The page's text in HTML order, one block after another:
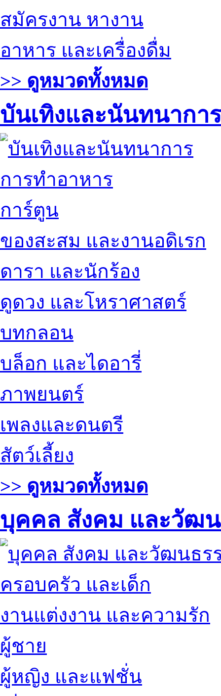
สมัครงาน หางาน
อาหาร และเครื่องดื่ม
>> ดูหมวดทั้งหมด
บันเทิงและนันทนาการ
การทำอาหาร
การ์ตูน
ของสะสม และงานอดิเรก
ดารา และนักร้อง
ดูดวง และโหราศาสตร์
บทกลอน
บล็อก และไดอารี่
ภาพยนตร์
เพลงและดนตรี
สัตว์เลี้ยง
>> ดูหมวดทั้งหมด
บุคคล สังคม และวัฒ
ครอบครัว และเด็ก
งานแต่งงาน และความรัก
ผู้ชาย
ผู้หญิง และแฟชั่น